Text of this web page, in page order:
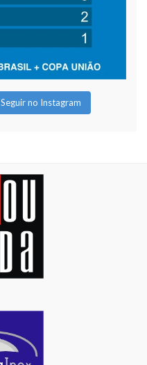
Seguir no Instagram